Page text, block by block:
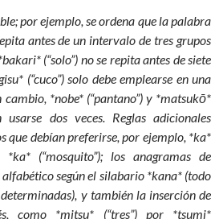
por ejemplo, se ordena que la palabra
antes de un intervalo de tres grupos
(“solo”) no se repita antes de siete
(“cuco”) solo debe emplearse en una
cambio, *nobe* (“pantano”) y *matsukō*
usarse dos veces. Reglas adicionales
que debían preferirse, por ejemplo, *ka*
*ka* (“mosquito”); los anagramas de
según el silabario *kana* (todo
y también la inserción de
como *mitsu* (“tres”) por *tsumi*